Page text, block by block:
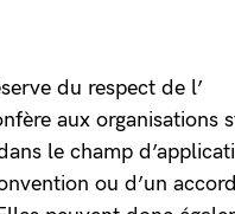
du respect de l’
aux organisations
le champ
ou d’un